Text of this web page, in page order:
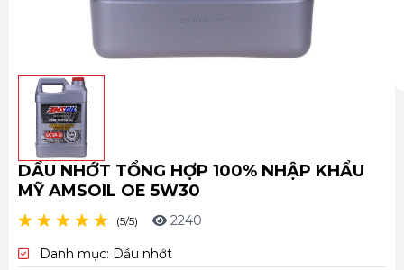
DẦU NHỚT TỔNG HỢP 100% NHẬP KHẨU
MỸ AMSOIL OE 5W30
(5/5) 2240
Danh mục: Dầu nhớt